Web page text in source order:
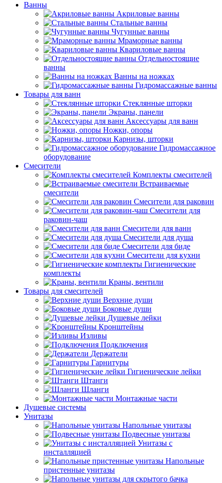
Ванны
Акриловые ванны
Стальные ванны
Чугунные ванны
Мраморные ванны
Квариловые ванны
Отдельностоящие
ванны
Ванны на ножках
Гидромассажные ванны
Товары для ванн
Стеклянные шторки
Экраны, панели
Аксессуары для ванн
Ножки, опоры
Карнизы, шторки
Гидромассажное
оборудование
Смесители
Комплекты смесителей
Встраиваемые
смесители
Смесители для раковин
Смесители для
раковин-чаш
Смесители для ванн
Смесители для душа
Смесители для биде
Смесители для кухни
Гигиенические
комплекты
Краны, вентили
Товары для смесителей
Верхние души
Боковые души
Душевые лейки
Кронштейны
Изливы
Подключения
Держатели
Гарнитуры
Гигиенические лейки
Штанги
Шланги
Монтажные части
Душевые системы
Унитазы
Напольные унитазы
Подвесные унитазы
Унитазы с
инсталляцией
Напольные
пристенные унитазы